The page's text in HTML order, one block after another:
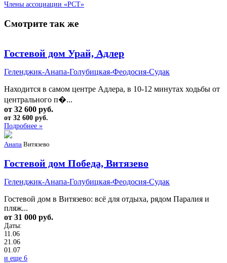
Члены ассоциации «РСТ»
Смотрите так же
Гостевой дом Урай, Адлер
Геленджик-Анапа-Голубицкая-Феодосия-Судак
Находится в самом центре Адлера, в 10-12 минутах ходьбы от
центрального п�...
от 32 600 руб.
от 32 600 руб.
Подробнее »
Анапа Витязево
Гостевой дом Победа, Витязево
Геленджик-Анапа-Голубицкая-Феодосия-Судак
Гостевой дом в Витязево: всё для отдыха, рядом Паралия и
пляж...
от 31 000 руб.
Даты:
11.06
21.06
01.07
и еще 6